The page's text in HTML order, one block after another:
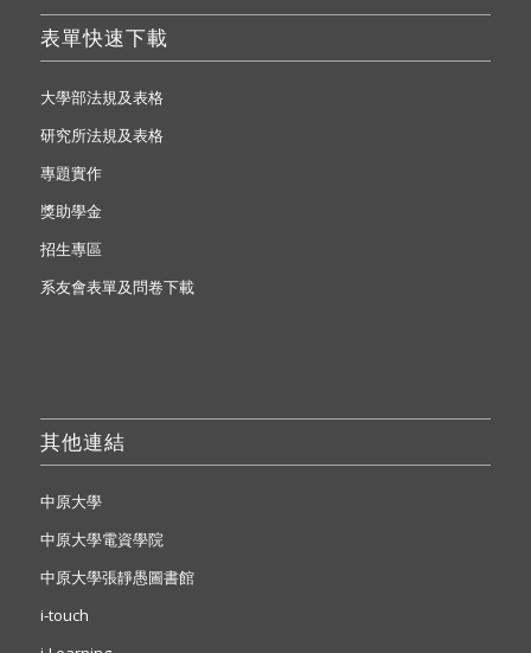
表單快速下載
大學部法規及表格
研究所法規及表格
專題實作
獎助學金
招生專區
系友會表單及問卷下載
其他連結
中原大學
中原大學電資學院
中原大學張靜愚圖書館
i-touch